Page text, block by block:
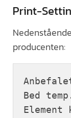
Print-
producenten:
Bed